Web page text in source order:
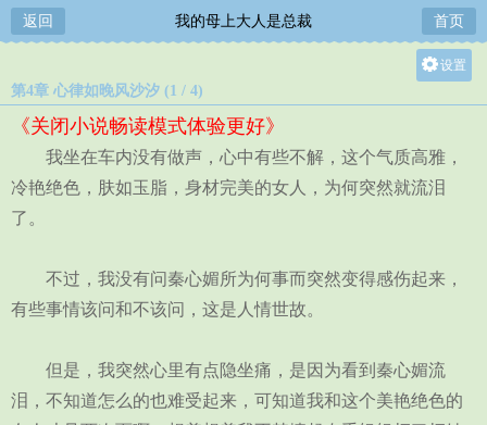
返回 我的母上大人是总裁 首页
设置
中
小
第4章 心律如晚风沙汐 (1 / 4)
《关闭小说畅读模式体验更好》
我坐在车内没有做声，心中有些不解，这个气质高雅，
冷艳绝色，肤如玉脂，身材完美的女人，为何突然就流泪
了。
不过，我没有问秦心媚所为何事而突然变得感伤起来，
有些事情该问和不该问，这是人情世故。
但是，我突然心里有点隐坐痛，是因为看到秦心媚流
泪，不知道怎么的也难受起来，可知道我和这个美艳绝色的